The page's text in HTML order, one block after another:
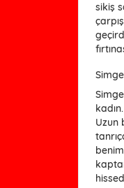
sikiş
Uzun